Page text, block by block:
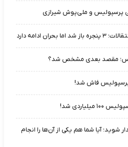
پرسپولیس و ملی‌پوش شیرازی
ادامه دارد
مقصد بعدی مشخص شد؟
پرسپولیس فاش شد!
شد!
شوید؛ آیا شما هم یکی از آن‌ها را انجام